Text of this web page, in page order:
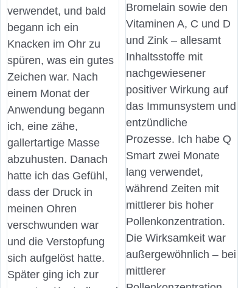
verwendet, und bald
begann ich ein
Knacken im Ohr zu
spüren, was ein gutes
Zeichen war. Nach
einem Monat der
Anwendung begann
ich, eine zähe,
gallertartige Masse
abzuhusten. Danach
hatte ich das Gefühl,
dass der Druck in
meinen Ohren
verschwunden war
und die Verstopfung
sich aufgelöst hatte.
Später ging ich zur
Bromelain sowie den
Vitaminen A, C und D
und Zink – allesamt
Inhaltsstoffe mit
nachgewiesener
positiver Wirkung auf
das Immunsystem und
entzündliche
Prozesse. Ich habe Q
Smart zwei Monate
lang verwendet,
während Zeiten mit
mittlerer bis hoher
Pollenkonzentration.
Die Wirksamkeit war
außergewöhnlich – bei
mittlerer